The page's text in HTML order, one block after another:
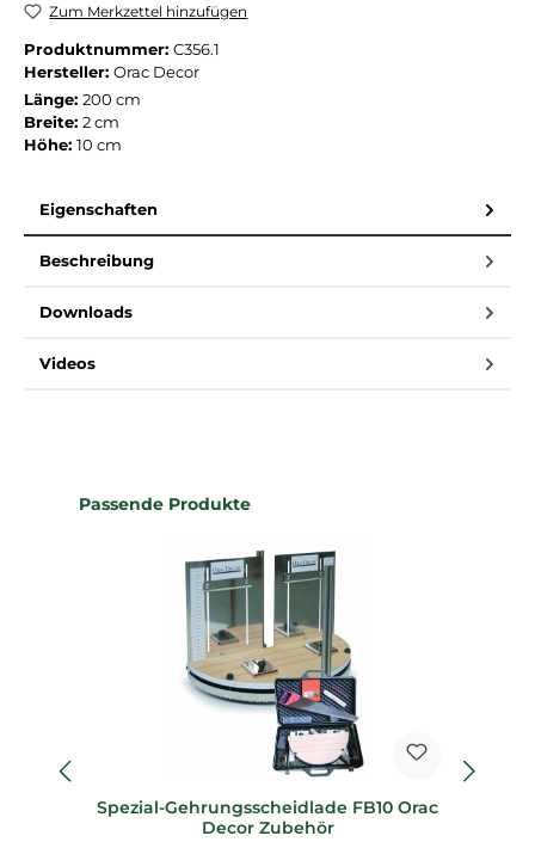
Zum Merkzettel hinzufügen
Produktnummer: C356.1
Hersteller: Orac Decor
Länge: 200 cm
Breite: 2 cm
Höhe: 10 cm
Eigenschaften
Beschreibung
Downloads
Videos
Produktgalerie überspringen
Passende Produkte
Spezial-Gehrungsscheidlade FB10 Orac
Decor Zubehör